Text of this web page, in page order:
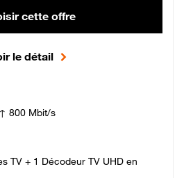
cette offre
le détail
800 Mbit/s
TV + 1 Décodeur TV UHD en